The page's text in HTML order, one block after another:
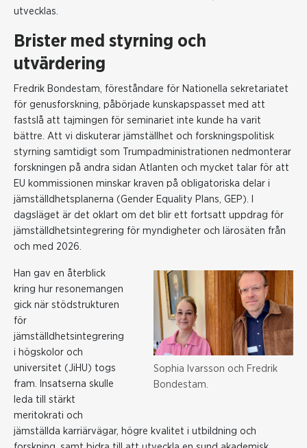
utvecklas.
Brister med styrning och
utvärdering
Fredrik Bondestam, föreståndare för Nationella sekretariatet
för genusforskning, påbörjade kunskapspasset med att
fastslå att tajmingen för seminariet inte kunde ha varit
bättre. Att vi diskuterar jämställhet och forskningspolitisk
styrning samtidigt som Trumpadministrationen nedmonterar
forskningen på andra sidan Atlanten och mycket talar för att
EU kommissionen minskar kraven på obligatoriska delar i
jämställdhetsplanerna (Gender Equality Plans, GEP). I
dagsläget är det oklart om det blir ett fortsatt uppdrag för
jämställdhetsintegrering för myndigheter och lärosäten från
och med 2026.
Sophia Ivarsson och Fredrik
Bondestam.
Han gav en återblick
kring hur resonemangen
gick när stödstrukturen
för
jämställdhetsintegrering
i högskolor och
universitet (JiHU) togs
fram. Insatserna skulle
leda till stärkt
meritokrati och
jämställda karriärvägar, högre kvalitet i utbildning och